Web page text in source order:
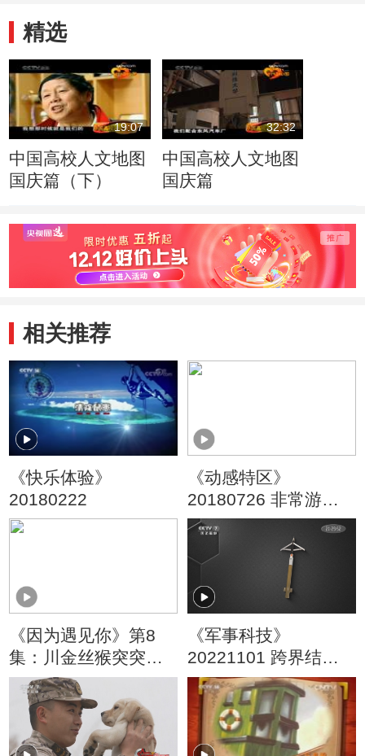
精选
19:07
中国高校人文地图
国庆篇（下）
32:32
中国高校人文地图
国庆篇
相关推荐
《快乐体验》
20180222
《动感特区》
20180726 非常游学
团
《因为遇见你》第8
集：川金丝猴突突离
开饲养员 回到了自己
的族群
《军事科技》
20221101 跨界结合
的“嫁接”武器